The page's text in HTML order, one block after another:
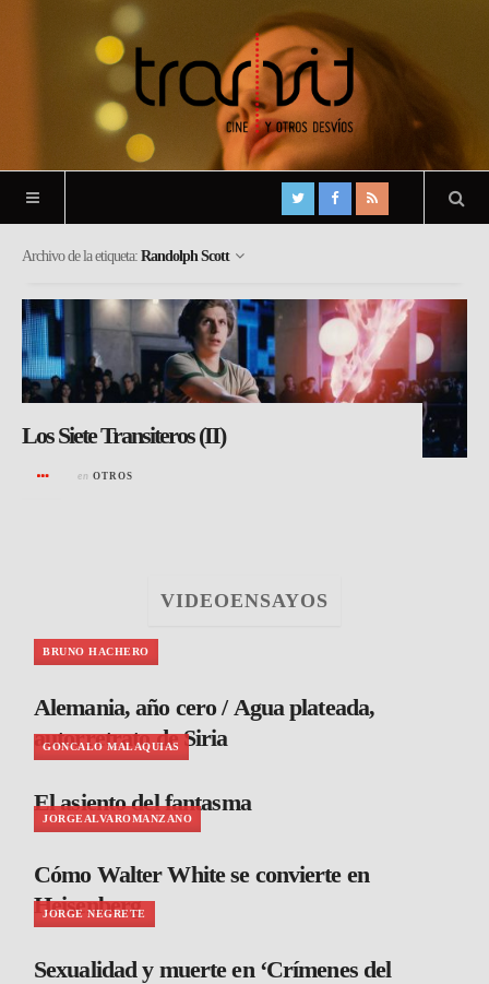
Archivo de la etiqueta: Randolph Scott
Los Siete Transiteros (II)
en OTROS
VIDEOENSAYOS
BRUNO HACHERO
Alemania, año cero / Agua plateada,
autorretrato de Siria
GONCALO MALAQUIAS
El asiento del fantasma
JORGEALVAROMANZANO
Cómo Walter White se convierte en
Heisenberg
JORGE NEGRETE
Sexualidad y muerte en ‘Crímenes del